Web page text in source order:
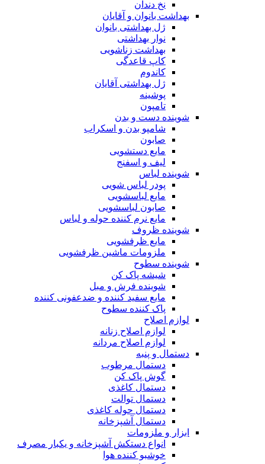
نخ دندان
بهداشت بانوان و آقایان
ژل بهداشتی بانوان
نوار بهداشتی
بهداشت زناشویی
کاپ قاعدگی
کاندوم
ژل بهداشتی آقایان
پوشینه
تامپون
شوینده دست و بدن
شامپو بدن و اسکراب
صابون
مایع دستشویی
لیف و اسفنج
شوینده لباس
پودر لباس شویی
مایع لباسشویی
صابون لباسشویی
مایع نرم کننده حوله و لباس
شوینده ظروف
مایع ظرفشویی
ملزومات ماشین ظرفشویی
شوینده سطوح
شیشه پاک کن
شوینده فرش و مبل
مایع سفید کننده و ضدعفونی کننده
پاک کننده سطوح
لوازم اصلاح
لوازم اصلاح زنانه
لوازم اصلاح مردانه
دستمال و پنبه
دستمال مرطوب
گوش پاک کن
دستمال کاغذی
دستمال توالت
دستمال حوله کاغذی
دستمال آشپزخانه
ابزار و ملزومات
انواع دستکش آشپزخانه و یکبار مصرف
خوشبو کننده هوا